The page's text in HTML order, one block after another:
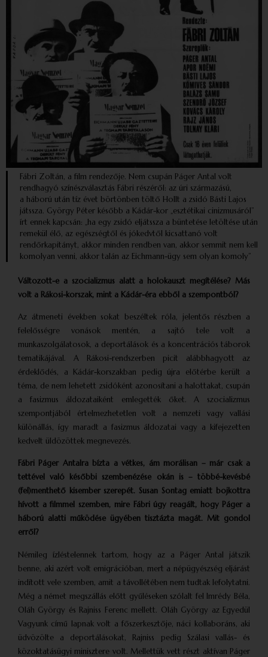
Fábri Zoltán, a film rendezője. Nem csupán Páger Antal volt
rendhagyó színészválasztás Fábri részéről: az úri származású,
a háború után tíz évet börtönben töltő Hollt a zsidó Básti Lajos
játssza. György Péter később a Kádár-kor „esztétikai cinizmusáról”
írt ennek kapcsán: „ha egy zsidó eljátssza a büntetése letöltése után
remekül élő, az egészségtől és jókedvtől kicsattanó volt
rendőrkapitányt, akkor minden rendben van, akkor semmit nem kell
komolyan venni, akkor talán az Eichmann-ügy sem olyan komoly”
Változott-e a szocializmus alatt a holokauszt megítélése? Más
volt a Rákosi-korszak, mint a Kádár-éra ebből a szempontból?
Az átmeneti években sokat beszéltek róla, jelentős részben a
felelősségre vonások mentén, a sajtó tele volt a
munkaszolgálatosok, a deportálások és a koncentrációs táborok
tematikájával. A Rákosi-rendszerben picit alábbhagyott az
érdeklődés, a Kádár-korszakban pedig újra előtérbe került a
téma, de nem lehetett zsidóként azonosítani a halottakat, csupán
a fasizmus áldozataiként emlegették őket. A szocializmus
szempontjából értelmezhetetlen volt a nemzeti vagy vallási
különállás, így maradt a fasizmus áldozatai vagy a kifejezetten
kedvelt üldözöttek megnevezés.
Fábri Páger Antalra bízta a vétkes, ám morálisan – már csak a
tettével való későbbi szembenézése okán is – többé-kevésbé
(fel)menthető kisember szerepét. Susan Sontag emiatt bojkottra
hívott a filmmel szemben, mire Fábri úgy reagált, hogy Páger a
háború alatti működése ügyében tisztázta magát. Mit gondol
erről?
Némileg ízléstelennek tartom, hogy az a Páger Antal játszik
benne, aki azért volt emigrációban, mert a népügyészség eljárást
indított vele szemben, amit a távollétében nem tudtak lefolytatni.
Még a német megszállás előtt gyűléseken szólalt fel Imrédy Béla,
Oláh György és Rajniss Ferenc mellett. Oláh György az Egyedül
Vagyunk című lapnak volt a főszerkesztője, náci kollaboráns, aki
üdvözölte a deportálásokat, Rajniss pedig Szálasi vallás- és
közoktatásügyi minisztere volt. Mellettük vett részt aktívan Páger